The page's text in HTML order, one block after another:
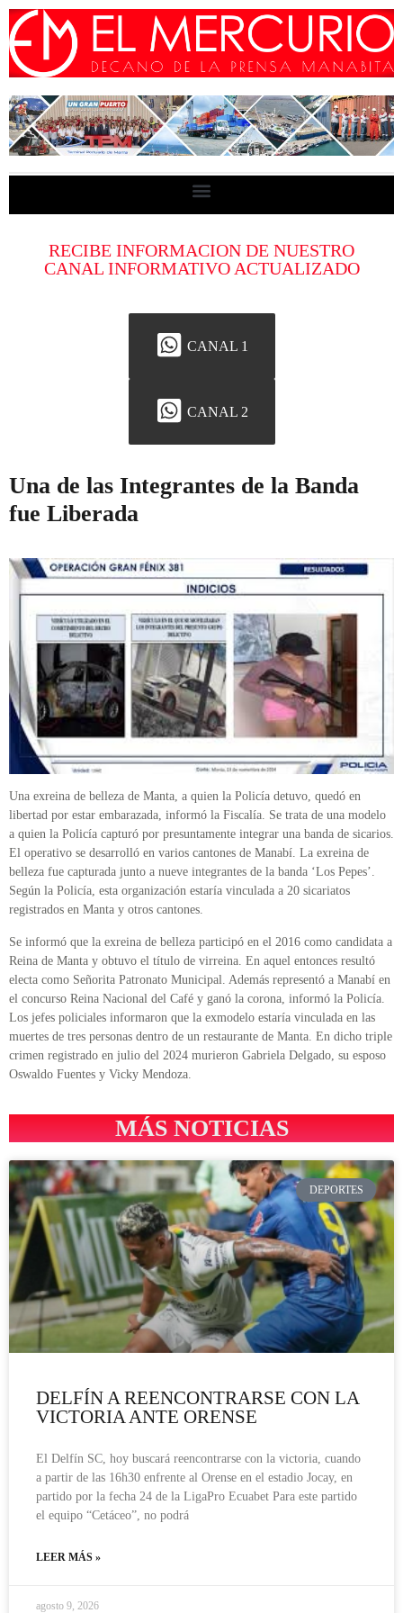
RECIBE INFORMACION DE NUESTRO
CANAL INFORMATIVO ACTUALIZADO
CANAL 1
CANAL 2
Una de las Integrantes de la Banda
fue Liberada
Una exreina de belleza de Manta, a quien la Policía detuvo, quedó en
libertad por estar embarazada, informó la Fiscalía. Se trata de una modelo
a quien la Policía capturó por presuntamente integrar una banda de sicarios.
El operativo se desarrolló en varios cantones de Manabí. La exreina de
belleza fue capturada junto a nueve integrantes de la banda ‘Los Pepes’.
Según la Policía, esta organización estaría vinculada a 20 sicariatos
registrados en Manta y otros cantones.
Se informó que la exreina de belleza participó en el 2016 como candidata a
Reina de Manta y obtuvo el título de virreina. En aquel entonces resultó
electa como Señorita Patronato Municipal. Además representó a Manabí en
el concurso Reina Nacional del Café y ganó la corona, informó la Policía.
Los jefes policiales informaron que la exmodelo estaría vinculada en las
muertes de tres personas dentro de un restaurante de Manta. En dicho triple
crimen registrado en julio del 2024 murieron Gabriela Delgado, su esposo
Oswaldo Fuentes y Vicky Mendoza.
MÁS NOTICIAS
DEPORTES
DELFÍN A REENCONTRARSE CON LA
VICTORIA ANTE ORENSE
El Delfín SC, hoy buscará reencontrarse con la victoria, cuando
a partir de las 16h30 enfrente al Orense en el estadio Jocay, en
partido por la fecha 24 de la LigaPro Ecuabet Para este partido
el equipo “Cetáceo”, no podrá
LEER MÁS »
agosto 9, 2026